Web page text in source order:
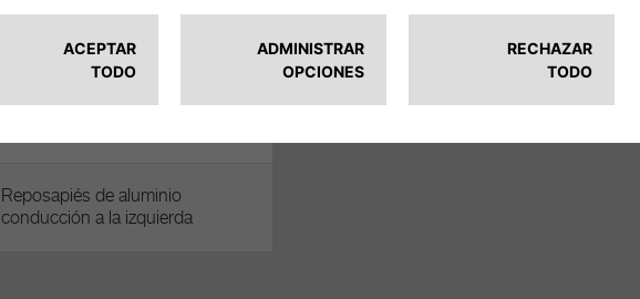
Reposapiés de aluminio
conducción a la izquierda